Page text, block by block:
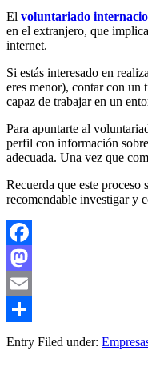
El voluntariado
en el extranjero, que
internet.
Si estás interesado en
eres menor), contar con un
capaz de trabajar en un
Para apuntarte al
perfil con información
adecuada. Una vez que
Recuerda que este
recomendable investigar y
Facebook
Mastodon
Email
Compartir
Entry Filed under: